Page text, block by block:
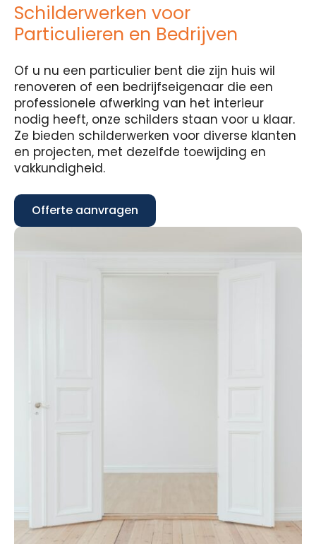
Schilderwerken voor
Particulieren en Bedrijven
Of u nu een particulier bent die zijn huis wil
renoveren of een bedrijfseigenaar die een
professionele afwerking van het interieur
nodig heeft, onze schilders staan voor u klaar.
Ze bieden schilderwerken voor diverse klanten
en projecten, met dezelfde toewijding en
vakkundigheid.
Offerte aanvragen